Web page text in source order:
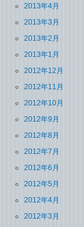
2013年4月
2013年3月
2013年2月
2013年1月
2012年12月
2012年11月
2012年10月
2012年9月
2012年8月
2012年7月
2012年6月
2012年5月
2012年4月
2012年3月